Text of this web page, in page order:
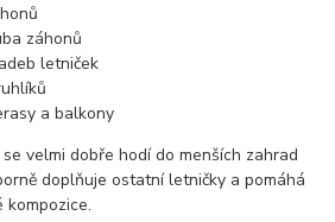
záhonů
letniček
a balkony
velmi dobře hodí do menších zahrad
doplňuje ostatní letničky a pomáhá